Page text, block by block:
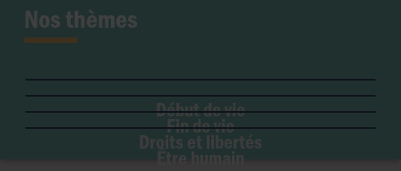
Nos thèmes
Début de vie
Fertilité et grossesse
Embryon
GPA
Avortement
Fin de vie
Euthanasie
Don d'organes
Droits et libertés
Liberté de conscience
Liberté institutionnelle
Accès aux origines
Être humain
Maladie & handicap
Genre & sexualité
Eugénisme
Transhumanisme